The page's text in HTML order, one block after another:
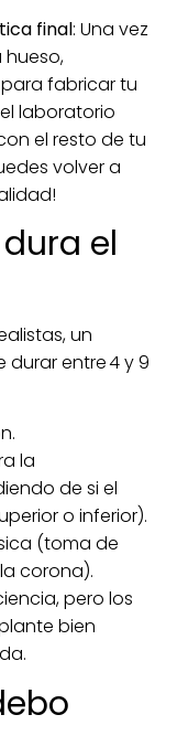
final: Una vez
hueso,
fabricar tu
laboratorio
el resto de tu
volver a
el
un
entre 4 y 9
la
de si el
o inferior).
(toma de
corona).
pero los
bien